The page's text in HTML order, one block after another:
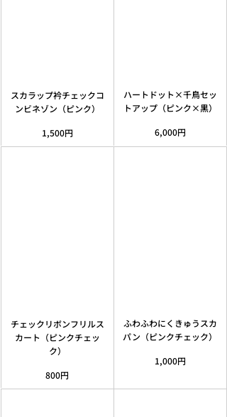
スカラップ衿チェックコ
ンビネゾン（ピンク）
1,500円
ハートドット×千鳥セッ
トアップ（ピンク×黒）
6,000円
チェックリボンフリルス
カート（ピンクチェッ
ク）
800円
ふわふわにくきゅうスカ
パン（ピンクチェック）
1,000円